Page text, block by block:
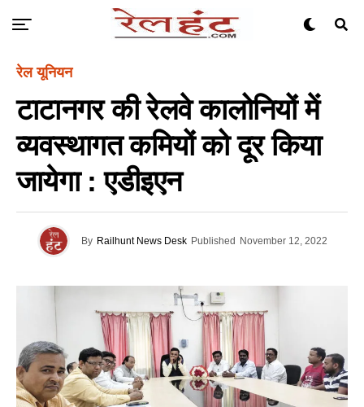
रेल यूनियन
टाटानगर की रेलवे कालोनियों में
व्यवस्थागत कमियों को दूर किया
जायेगा : एडीइएन
By Railhunt News Desk Published November 12, 2022